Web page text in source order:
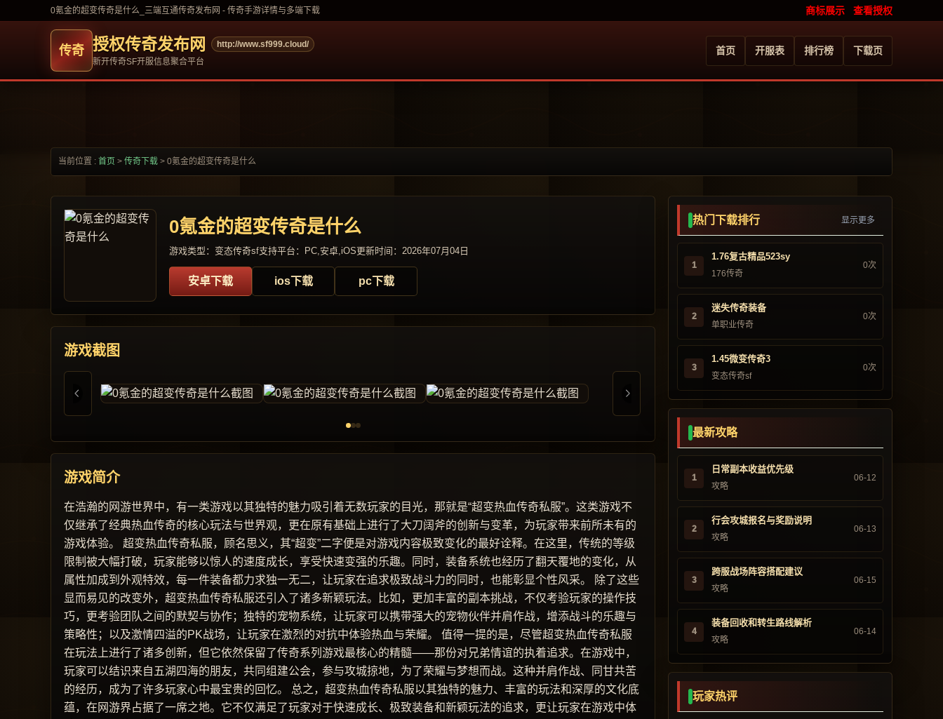
0氪金的超变传奇是什么_三端互通传奇发布网 - 传奇手游详情与多端下载 商标展示 查看授权
授权传奇发布网
http://www.sf999.cloud/
新开传奇SF开服信息聚合平台
首页 开服表 排行榜 下载页
当前位置 : 首页 > 传奇下载 > 0氪金的超变传奇是什么
0氪金的超变传奇是什么
游戏类型：变态传奇sf支持平台：PC,安卓,iOS更新时间：2026年07月04日
安卓下载 ios下载 pc下载
游戏截图
游戏简介
在浩瀚的网游世界中，有一类游戏以其独特的魅力吸引着无数玩家的目光，那就是“超变热血传奇私服”。这类游戏不
仅继承了经典热血传奇的核心玩法与世界观，更在原有基础上进行了大刀阔斧的创新与变革，为玩家带来前所未有的
游戏体验。 超变热血传奇私服，顾名思义，其“超变”二字便是对游戏内容极致变化的最好诠释。在这里，传统的等级
限制被大幅打破，玩家能够以惊人的速度成长，享受快速变强的乐趣。同时，装备系统也经历了翻天覆地的变化，从
属性加成到外观特效，每一件装备都力求独一无二，让玩家在追求极致战斗力的同时，也能彰显个性风采。 除了这些
显而易见的改变外，超变热血传奇私服还引入了诸多新颖玩法。比如，更加丰富的副本挑战，不仅考验玩家的操作技
巧，更考验团队之间的默契与协作；独特的宠物系统，让玩家可以携带强大的宠物伙伴并肩作战，增添战斗的乐趣与
策略性；以及激情四溢的PK战场，让玩家在激烈的对抗中体验热血与荣耀。 值得一提的是，尽管超变热血传奇私服
在玩法上进行了诸多创新，但它依然保留了传奇系列游戏最核心的精髓——那份对兄弟情谊的执着追求。在游戏中，
玩家可以结识来自五湖四海的朋友，共同组建公会，参与攻城掠地，为了荣耀与梦想而战。这种并肩作战、同甘共苦
的经历，成为了许多玩家心中最宝贵的回忆。 总之，超变热血传奇私服以其独特的魅力、丰富的玩法和深厚的文化底
蕴，在网游界占据了一席之地。它不仅满足了玩家对于快速成长、极致装备和新颖玩法的追求，更让玩家在游戏中体
热门下载排行 显示更多
1
1.76复古精品523sy
176传奇
0次
2
迷失传奇装备
单职业传奇
0次
3
1.45微变传奇3
变态传奇sf
0次
最新攻略
1
日常副本收益优先级
攻略
06-12
2
行会攻城报名与奖励说明
攻略
06-13
3
跨服战场阵容搭配建议
攻略
06-15
4
装备回收和转生路线解析
攻略
06-14
玩家热评